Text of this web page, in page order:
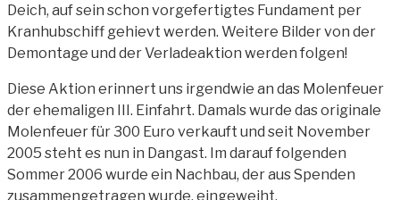
Deich, auf sein schon vorgefertigtes Fundament per
Kranhubschiff gehievt werden. Weitere Bilder von der
Demontage und der Verladeaktion werden folgen!
Diese Aktion erinnert uns irgendwie an das Molenfeuer
der ehemaligen III. Einfahrt. Damals wurde das originale
Molenfeuer für 300 Euro verkauft und seit November
2005 steht es nun in Dangast. Im darauf folgenden
Sommer 2006 wurde ein Nachbau, der aus Spenden
zusammengetragen wurde, eingeweiht.